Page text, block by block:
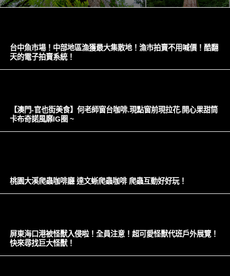
台中魚市場！中部地區漁獲最大集散地！漁市拍賣不用喊價！酷翻
天的電子拍賣系統！
【澳門-官也街美食】何老師窗台咖啡.現點窗前現拉花.開心果甜筒
卡布奇諾風靡IG圈 ~
桃園大溪爬蟲咖啡廳 達文蜥爬蟲咖啡 爬蟲互動好好玩！
屏東海口港被怪獸入侵啦！全員注意！超可愛怪獸代班戶外展覽！
快來尋找巨大怪獸！